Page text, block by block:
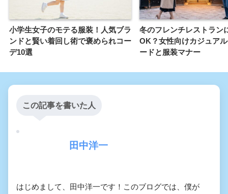
小学生女子のモテる服装！人気ブラ
ンドと賢い着回し術で褒められコー
デ10選
冬のフレンチレストラン
OK？女性向けカジュア
ードと服装マナー
この記事を書いた人
田中洋一
はじめまして、田中洋一です！このブログでは、僕が